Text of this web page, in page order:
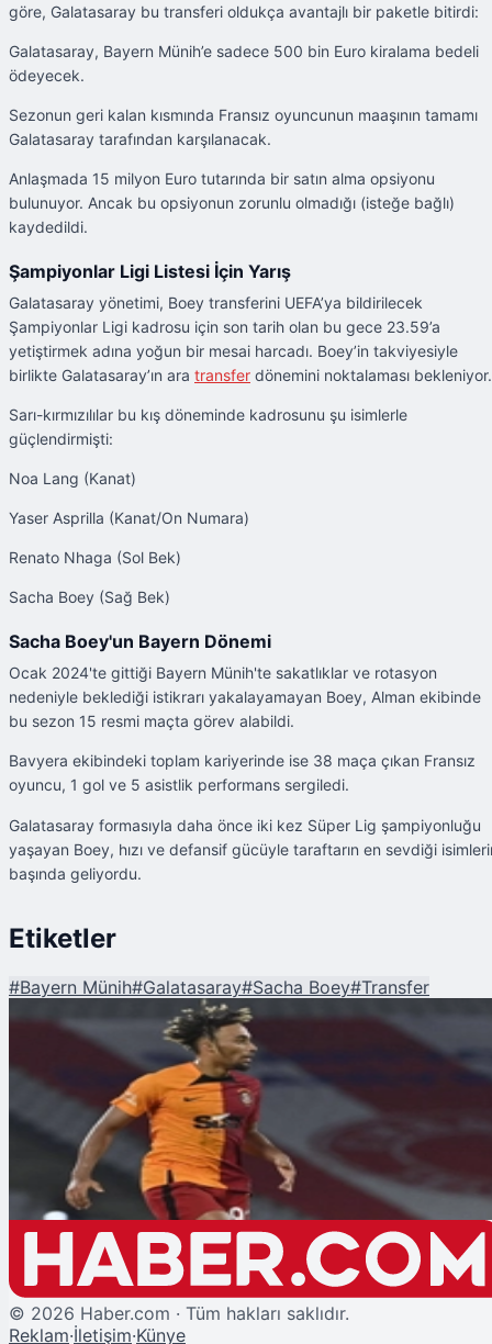
göre, Galatasaray bu transferi oldukça avantajlı bir paketle bitirdi:
Galatasaray, Bayern Münih’e sadece 500 bin Euro kiralama bedeli
ödeyecek.
Sezonun geri kalan kısmında Fransız oyuncunun maaşının tamamı
Galatasaray tarafından karşılanacak.
Anlaşmada 15 milyon Euro tutarında bir satın alma opsiyonu
bulunuyor. Ancak bu opsiyonun zorunlu olmadığı (isteğe bağlı)
kaydedildi.
Şampiyonlar Ligi Listesi İçin Yarış
Galatasaray yönetimi, Boey transferini UEFA’ya bildirilecek
Şampiyonlar Ligi kadrosu için son tarih olan bu gece 23.59’a
yetiştirmek adına yoğun bir mesai harcadı. Boey’in takviyesiyle
birlikte Galatasaray’ın ara transfer dönemini noktalaması bekleniyor.
Sarı-kırmızılılar bu kış döneminde kadrosunu şu isimlerle
güçlendirmişti:
Noa Lang (Kanat)
Yaser Asprilla (Kanat/On Numara)
Renato Nhaga (Sol Bek)
Sacha Boey (Sağ Bek)
Sacha Boey'un Bayern Dönemi
Ocak 2024'te gittiği Bayern Münih'te sakatlıklar ve rotasyon
nedeniyle beklediği istikrarı yakalayamayan Boey, Alman ekibinde
bu sezon 15 resmi maçta görev alabildi.
Bavyera ekibindeki toplam kariyerinde ise 38 maça çıkan Fransız
oyuncu, 1 gol ve 5 asistlik performans sergiledi.
Galatasaray formasıyla daha önce iki kez Süper Lig şampiyonluğu
yaşayan Boey, hızı ve defansif gücüyle taraftarın en sevdiği
başında geliyordu.
Etiketler
#Bayern Münih#Galatasaray#Sacha Boey#Transfer
Rekor Transfer Yuvaya Döndü: Sacha Boey Yeniden Galatasaray'da!
© 2026 Haber.com · Tüm hakları saklıdır.
Reklam·İletişim·Künye